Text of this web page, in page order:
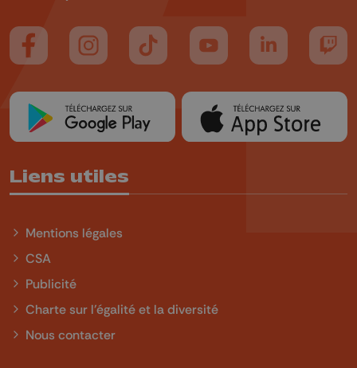
Suivez-nous sur FaceBook
Suivez-nous sur Instagram
Suivez-nous sur TikTok
Suivez-nous sur YouTube
Suivez-nous
Liens utiles
Mentions légales
CSA
Publicité
Charte sur l'égalité et la diversité
Nous contacter